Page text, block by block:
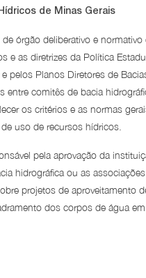
de Minas Gerais
órgão deliberativo e
e as diretrizes da Política
pelos Planos Diretores de
entre comitês de bacia
os critérios e as normas
uso de recursos hídricos.
pela aprovação da
hidrográfica ou as
projetos de
dos corpos de água em